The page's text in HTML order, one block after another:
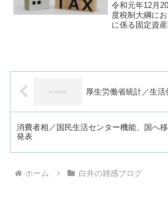
令和元年12月
度税制大綱に
に係る固定資
厚生労働省統計／生活
消費者相／国民生活センター機能、国へ移
発表
ホーム 白井の雑感ブログ